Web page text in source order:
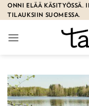
Skip
to
ONNI ELÄÄ KÄSITYÖSSÄ.
TILAUKSIIN SUOMESSA.